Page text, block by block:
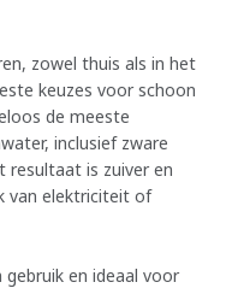
zowel thuis als in het
keuzes voor schoon
de meeste
inclusief zware
resultaat is zuiver en
van elektriciteit of
gebruik en ideaal voor